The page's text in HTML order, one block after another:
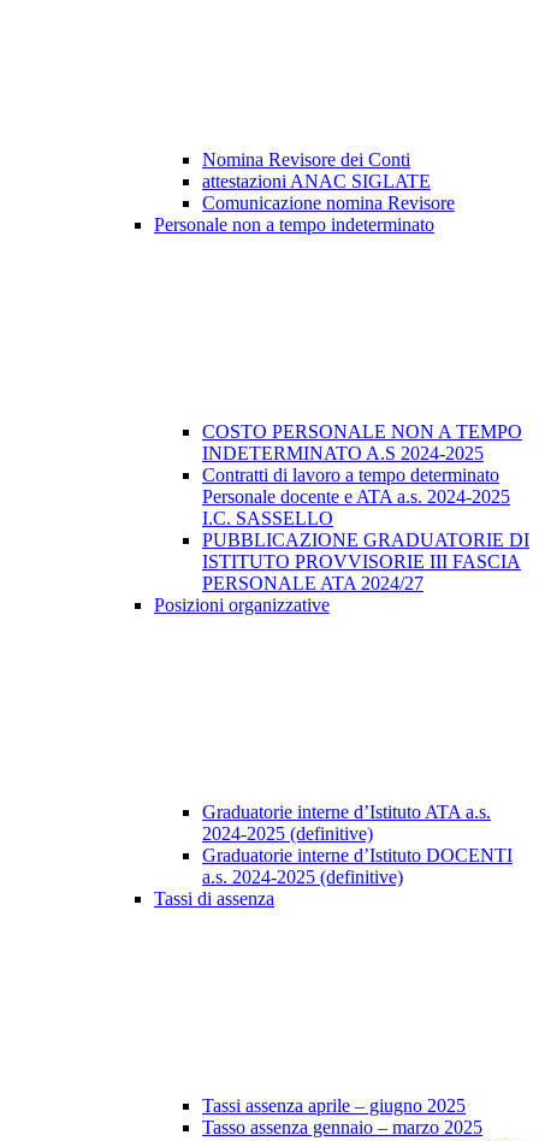
Nomina Revisore dei Conti
attestazioni ANAC SIGLATE
Comunicazione nomina Revisore
Personale non a tempo indeterminato
COSTO PERSONALE NON A TEMPO
INDETERMINATO A.S 2024-2025
Contratti di lavoro a tempo determinato
Personale docente e ATA a.s. 2024-2025
I.C. SASSELLO
PUBBLICAZIONE GRADUATORIE DI
ISTITUTO PROVVISORIE III FASCIA
PERSONALE ATA 2024/27
Posizioni organizzative
Graduatorie interne d’Istituto ATA a.s.
2024-2025 (definitive)
Graduatorie interne d’Istituto DOCENTI
a.s. 2024-2025 (definitive)
Tassi di assenza
Tassi assenza aprile – giugno 2025
Tasso assenza gennaio – marzo 2025